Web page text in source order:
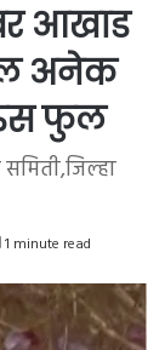
आखाड
अनेक
फुल
1 minute read